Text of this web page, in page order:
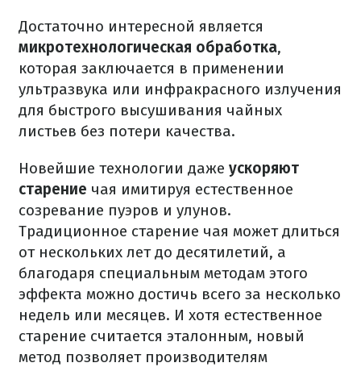
Достаточно интересной является
микротехнологическая обработка,
которая заключается в применении
ультразвука или инфракрасного излучения
для быстрого высушивания чайных
листьев без потери качества.
Новейшие технологии даже ускоряют
старение чая имитируя естественное
созревание пуэров и улунов.
Традиционное старение чая может длиться
от нескольких лет до десятилетий, а
благодаря специальным методам этого
эффекта можно достичь всего за несколько
недель или месяцев. И хотя естественное
старение считается эталонным, новый
метод позволяет производителям